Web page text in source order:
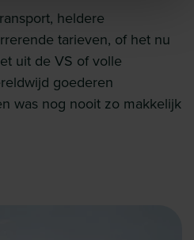
heldere
tarieven, of het nu
uit de VS of volle
goederen
was nog nooit zo makkelijk